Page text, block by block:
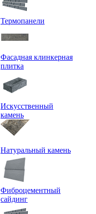
Термопанели
Фасадная клинкерная
плитка
Искусственный
камень
Натуральный камень
Фиброцементный
сайдинг